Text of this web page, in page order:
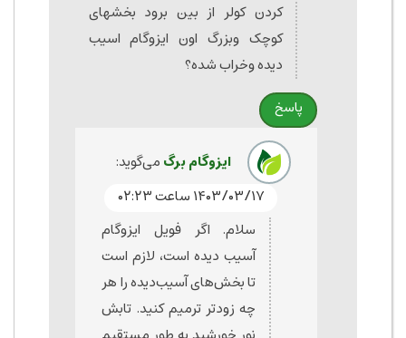
کردن کولر از بین برود بخشهای
کوچک وبزرگ اون ایزوگام اسیب
دیده وخراب شده؟
پاسخ
ایزوگام برگمی‌گوید:
۱۴۰۳/۰۳/۱۷ ساعت ۰۲:۲۳
سلام. اگر فویل ایزوگام
آسیب دیده است، لازم است
تا بخش‌های آسیب‌دیده را هر
چه زودتر ترمیم کنید. تابش